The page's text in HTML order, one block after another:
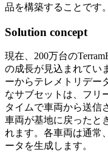
品を構築することです。
Solution concept
現在、200万台の
の成長が見込まれてい
ーからテレメトリデー
なサブセットは、フリ
タイムで車両から送信
車両が基地に戻ったと
れます。各車両は通常
ータを生成します。